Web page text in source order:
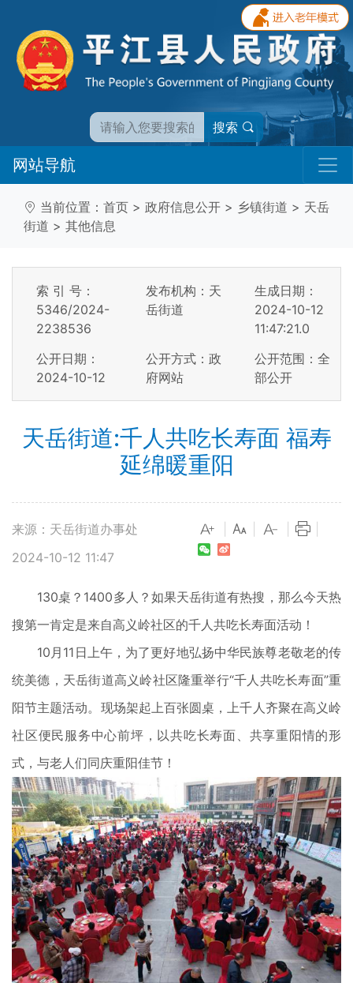
搜索
网站导航
当前位置： 首页 > 政府信息公开 > 乡镇街道 > 天岳
街道 > 其他信息
索 引 号：
5346/2024-
2238536
发布机构：天
岳街道
生成日期：
2024-10-12
11:47:21.0
公开日期：
2024-10-12
公开方式：政
府网站
公开范围：全
部公开
天岳街道:千人共吃长寿面 福寿
延绵暖重阳
来源：天岳街道办事处
2024-10-12 11:47
130桌？1400多人？如果天岳街道有热搜，那么今天热
搜第一肯定是来自高义岭社区的千人共吃长寿面活动！
10月11日上午，为了更好地弘扬中华民族尊老敬老的传
统美德，天岳街道高义岭社区隆重举行“千人共吃长寿面”重
阳节主题活动。现场架起上百张圆桌，上千人齐聚在高义岭
社区便民服务中心前坪，以共吃长寿面、共享重阳情的形
式，与老人们同庆重阳佳节！